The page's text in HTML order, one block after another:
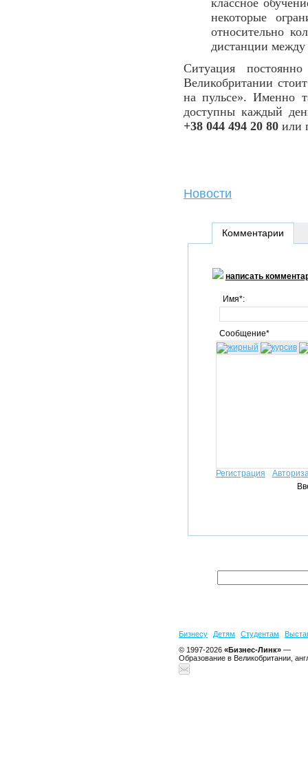
классное
некоторые
относительно
дистанции между
Ситуация
Великобритании
на пульсе». Именно
доступны каждый
+38 044 494 20 80 или
Новости
Комментарии
написать
Имя*:
Сообщение*
Регистрация
Бизнесу Детям Студентам
© 1997-2026 «Бизнес-Линк» —
Образование в Великобритании,